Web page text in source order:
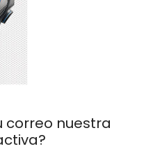
correo nuestra